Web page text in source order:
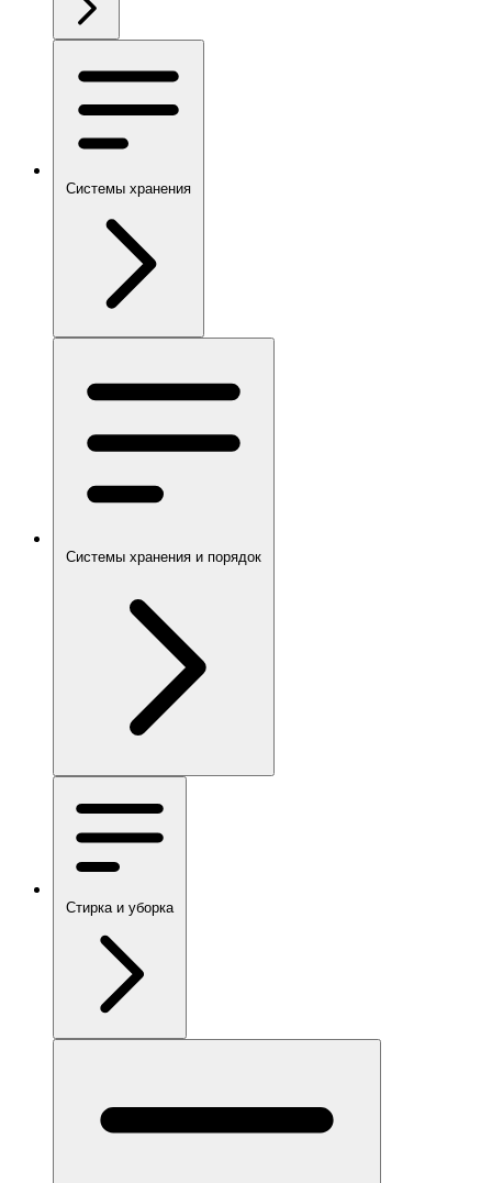
Системы хранения
Системы хранения и порядок
Стирка и уборка